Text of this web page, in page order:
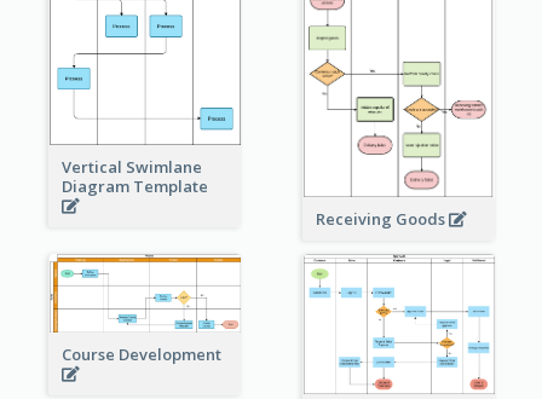
Vertical Swimlane
Diagram Template
Receiving Goods
Course Development